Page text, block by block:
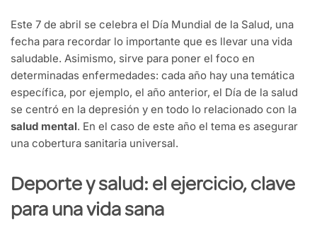
Este 7 de abril se celebra el Día Mundial de la Salud, una
fecha para recordar lo importante que es llevar una vida
saludable. Asimismo, sirve para poner el foco en
determinadas enfermedades: cada año hay una temática
específica, por ejemplo, el año anterior, el Día de la salud
se centró en la depresión y en todo lo relacionado con la
salud mental. En el caso de este año el tema es asegurar
una cobertura sanitaria universal.
Deporte y salud: el ejercicio, clave
para una vida sana